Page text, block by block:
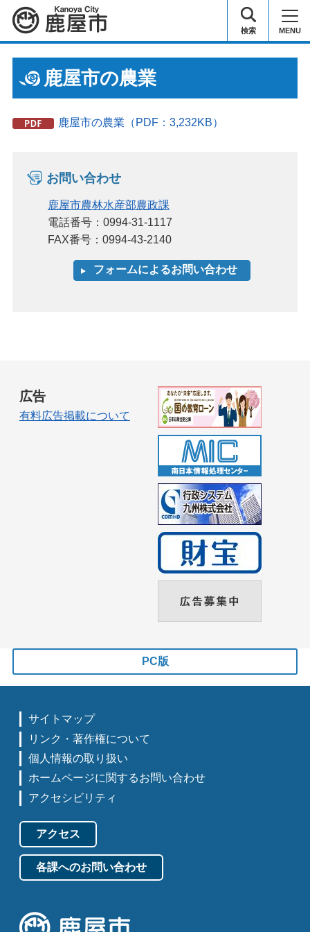
鹿屋市 検索 MENU
鹿屋市の農業
鹿屋市の農業（PDF：3,232KB）
お問い合わせ
鹿屋市農林水産部農政課
電話番号：0994-31-1117
FAX番号：0994-43-2140
広告
有料広告掲載について
PC版
サイトマップ
リンク・著作権について
個人情報の取り扱い
ホームページに関するお問い合わせ
アクセシビリティ
アクセス
各課へのお問い合わせ